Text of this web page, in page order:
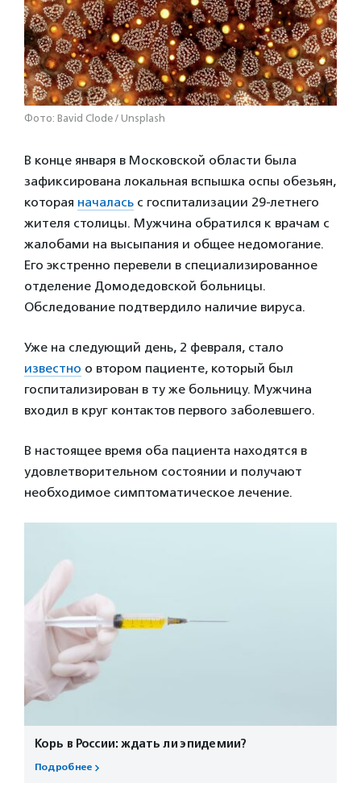
Фото: Вavid Сlode / Unsplash
В конце января в Московской области была
зафиксирована локальная вспышка оспы обезьян,
которая началась с госпитализации 29-летнего
жителя столицы. Мужчина обратился к врачам с
жалобами на высыпания и общее недомогание.
Его экстренно перевели в специализированное
отделение Домодедовской больницы.
Обследование подтвердило наличие вируса.
Уже на следующий день, 2 февраля, стало
известно о втором пациенте, который был
госпитализирован в ту же больницу. Мужчина
входил в круг контактов первого заболевшего.
В настоящее время оба пациента находятся в
удовлетворительном состоянии и получают
необходимое симптоматическое лечение.
Корь в России: ждать ли эпидемии?
Подробнее